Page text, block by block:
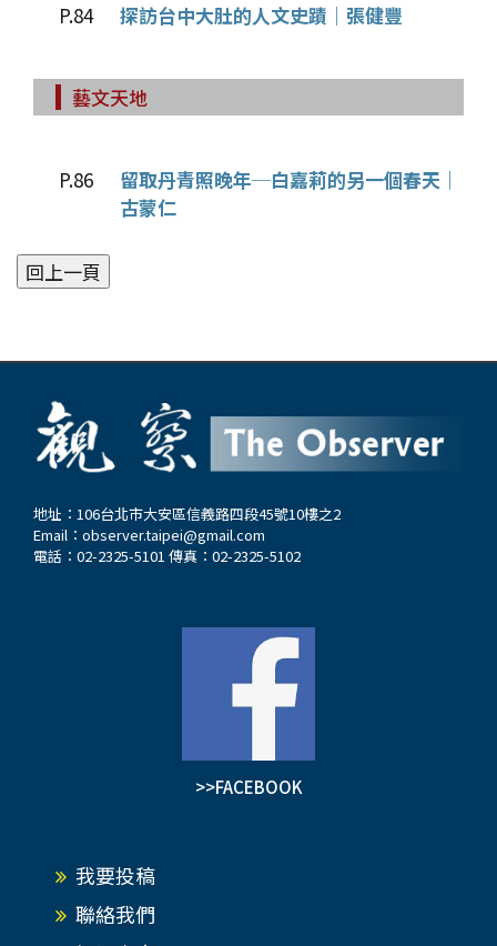
P.84 探訪台中大肚的人文史蹟│張健豐
藝文天地
P.86
留取丹青照晚年─白嘉莉的另一個春天│
古蒙仁
地址：106台北市大安區信義路四段45號10樓之2
Email： observer.taipei@gmail.com
電話：02-2325-5101 傳真：02-2325-5102
>>FACEBOOK
我要投稿
聯絡我們